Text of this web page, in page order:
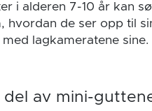
i alderen 7-10 år kan
de ser opp til
lagkameratene
av mini-